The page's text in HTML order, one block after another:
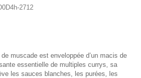
2712
muscade est enveloppée d’un macis de
essentielle de multiples currys, sa
les sauces blanches, les purées, les